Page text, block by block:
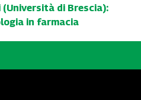
(Università di Brescia):
in farmacia